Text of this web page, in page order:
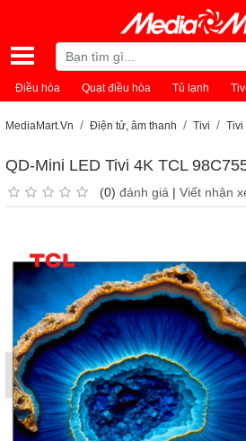
Điều hòa Quạt điều hòa Tủ lạnh Tivi
MediaMart.Vn Điện tử, âm thanh Tivi Tivi
QD-Mini LED Tivi 4K TCL
(0) đánh giá | Viết nhận